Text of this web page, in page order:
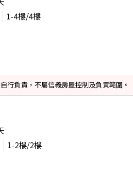
1-4樓/4樓
行負責，不屬信義房屋控制及負責範圍。
1-2樓/2樓